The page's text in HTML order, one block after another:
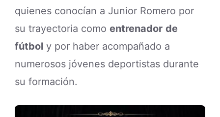
quienes conocían a Junior Romero por
su trayectoria como entrenador de
fútbol y por haber acompañado a
numerosos jóvenes deportistas durante
su formación.